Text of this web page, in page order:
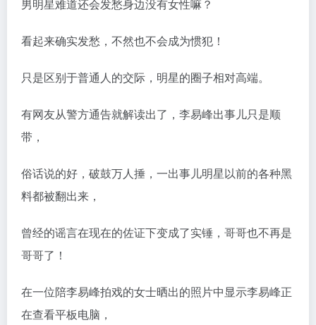
男明星难道还会发愁身边没有女性嘛？
看起来确实发愁，不然也不会成为惯犯！
只是区别于普通人的交际，明星的圈子相对高端。
有网友从警方通告就解读出了，李易峰出事儿只是顺
带，
俗话说的好，破鼓万人捶，一出事儿明星以前的各种黑
料都被翻出来，
曾经的谣言在现在的佐证下变成了实锤，哥哥也不再是
哥哥了！
在一位陪李易峰拍戏的女士晒出的照片中显示李易峰正
在查看平板电脑，